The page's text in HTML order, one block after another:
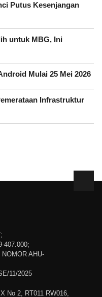
Putus Kesenjangan
untuk MBG, Ini
Mulai 25 Mei 2026
Infrastruktur
407.000;
AHU-
11/2025
No 2, RT011 RW016,